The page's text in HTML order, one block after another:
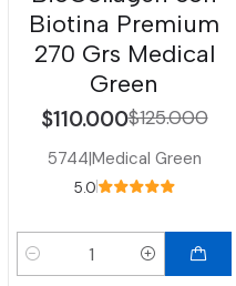
Biotina Premium
270 Grs Medical
Green
$110.000$125.000
5744|Medical Green
5.0
Cantidad